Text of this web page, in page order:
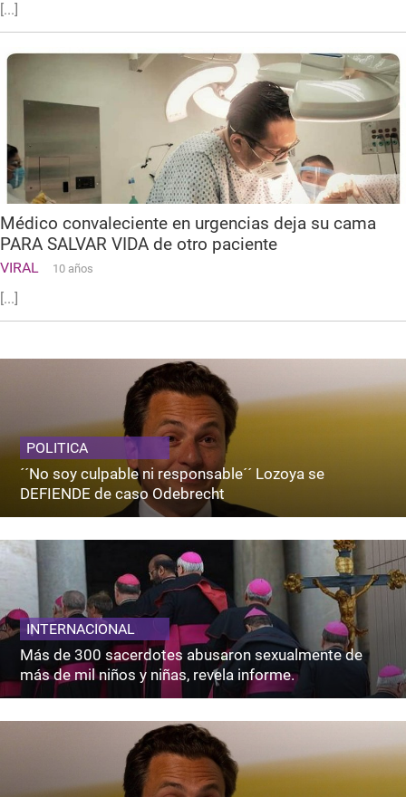
[...]
Médico convaleciente en urgencias deja su cama
PARA SALVAR VIDA de otro paciente
VIRAL 10 años
[...]
POLITICA
´´No soy culpable ni responsable´´ Lozoya se
DEFIENDE de caso Odebrecht
INTERNACIONAL
Más de 300 sacerdotes abusaron sexualmente de
más de mil niños y niñas, revela informe.